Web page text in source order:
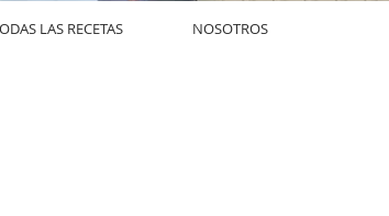
LAS RECETAS NOSOTROS